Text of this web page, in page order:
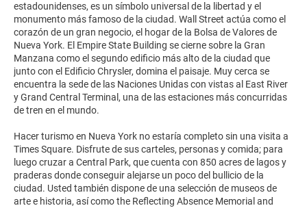
estadounidenses, es un símbolo universal de la libertad y el
monumento más famoso de la ciudad. Wall Street actúa como el
corazón de un gran negocio, el hogar de la Bolsa de Valores de
Nueva York. El Empire State Building se cierne sobre la Gran
Manzana como el segundo edificio más alto de la ciudad que
junto con el Edificio Chrysler, domina el paisaje. Muy cerca se
encuentra la sede de las Naciones Unidas con vistas al East River
y Grand Central Terminal, una de las estaciones más concurridas
de tren en el mundo.
Hacer turismo en Nueva York no estaría completo sin una visita a
Times Square. Disfrute de sus carteles, personas y comida; para
luego cruzar a Central Park, que cuenta con 850 acres de lagos y
praderas donde conseguir alejarse un poco del bullicio de la
ciudad. Usted también dispone de una selección de museos de
arte e historia, así como the Reflecting Absence Memorial and